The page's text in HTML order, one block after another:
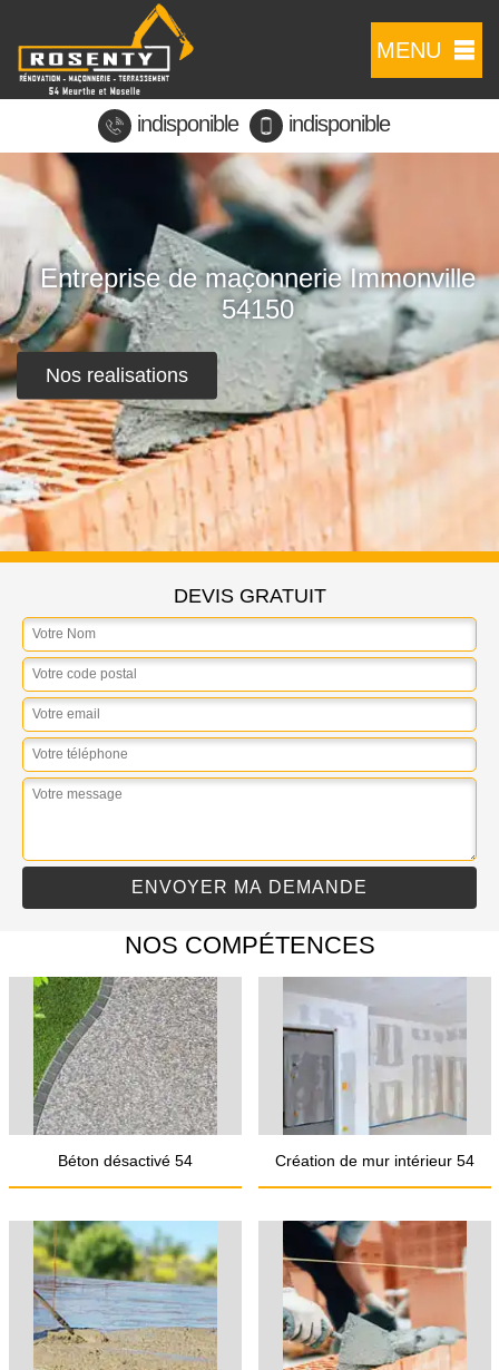
MENU
indisponible indisponible
Entreprise de maçonnerie Immonville
54150
Nos realisations
DEVIS GRATUIT
NOS COMPÉTENCES
Béton désactivé 54 Création de mur intérieur 54